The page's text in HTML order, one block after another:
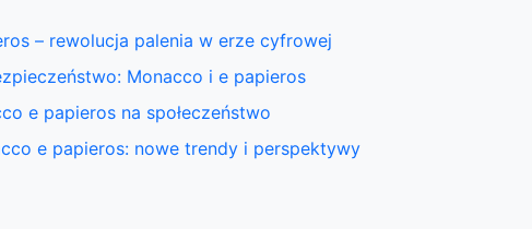
– rewolucja palenia w erze cyfrowej
Monacco i e papieros
e papieros na społeczeństwo
e papieros: nowe trendy i perspektywy